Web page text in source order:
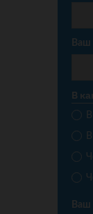
В
Ваш